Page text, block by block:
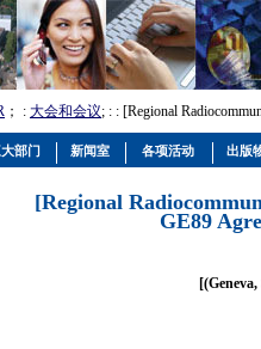
； : 大会和会议; : : [Regional
[Regional
GE89
部门 新闻室 各项活动 出版